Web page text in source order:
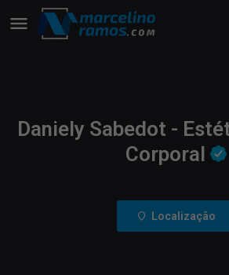
Daniely Sabedot -
Corporal
Localização